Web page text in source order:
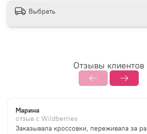
Выбрать
Отзывы клиентов
Марина
отзыв с Wildberries
Заказывала кроссовки, переживала за